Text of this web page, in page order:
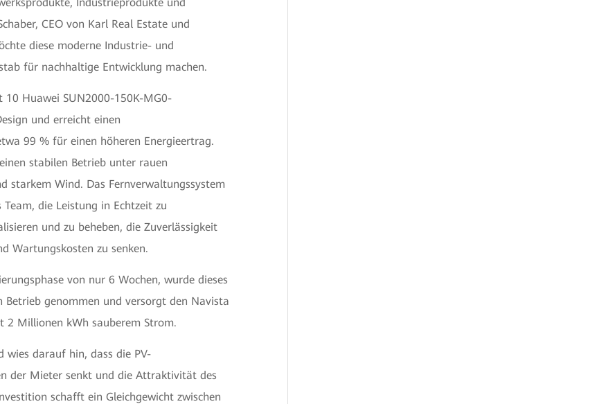
CEO von Karl Real Estate und
diese moderne Industrie- und
für nachhaltige Entwicklung machen.
10 Huawei SUN2000-150K-MG0-
und erreicht einen
99 % für einen höheren Energieertrag.
stabilen Betrieb unter rauen
starkem Wind. Das Fernverwaltungssystem
die Leistung in Echtzeit zu
und zu beheben, die Zuverlässigkeit
Wartungskosten zu senken.
von nur 6 Wochen, wurde dieses
genommen und versorgt den Navista
2 Millionen kWh sauberem Strom.
wies darauf hin, dass die PV-
der Mieter senkt und die Attraktivität des
schafft ein Gleichgewicht zwischen